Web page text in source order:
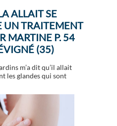
ALLAIT SE
UN TRAITEMENT
MARTINE P. 54
(35)
m’a dit qu’il allait
les glandes qui sont